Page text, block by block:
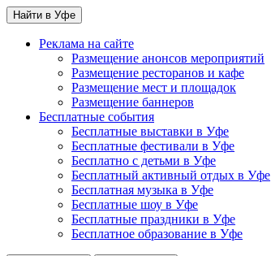
Найти в Уфе
Реклама на сайте
Размещение анонсов мероприятий
Размещение ресторанов и кафе
Размещение мест и площадок
Размещение баннеров
Бесплатные события
Бесплатные выставки в Уфе
Бесплатные фестивали в Уфе
Бесплатно с детьми в Уфе
Бесплатный активный отдых в Уфе
Бесплатная музыка в Уфе
Бесплатные шоу в Уфе
Бесплатные праздники в Уфе
Бесплатное образование в Уфе